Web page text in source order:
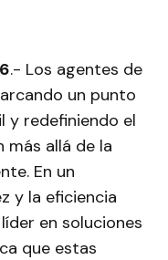
.- Los agentes de
un punto
y redefiniendo el
más allá de la
En un
y la eficiencia
líder en soluciones
que estas